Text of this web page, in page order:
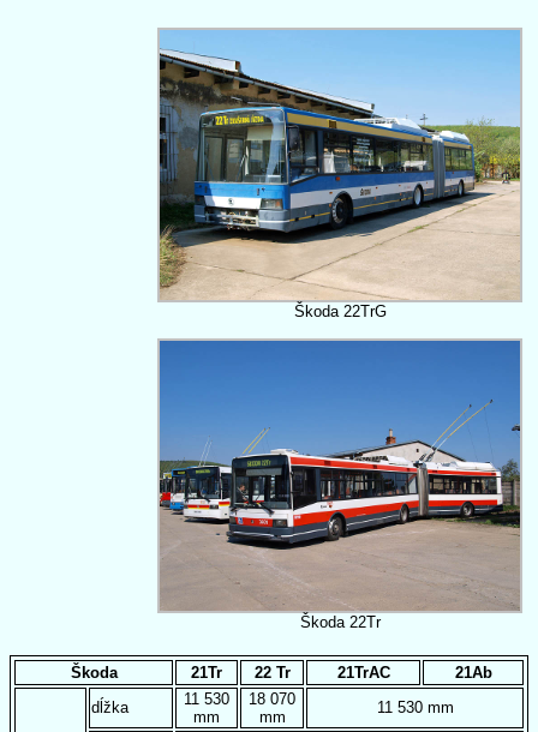
Škoda 22TrG
Škoda 22Tr
Škoda 21Tr 22 Tr 21TrAC 21Ab
dĺžka
11 530
mm
18 070
mm
11 530 mm